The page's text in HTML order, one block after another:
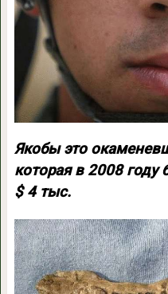
Якобы это
которая в 2008 году
$ 4 тыс.